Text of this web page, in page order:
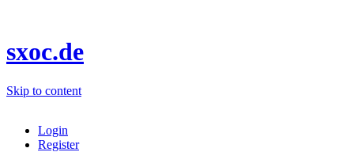
sxoc.de
Skip to content
Login
Register